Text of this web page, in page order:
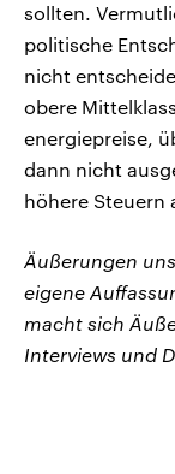
sollten.
politische
nicht
obere
energiepreise,
dann nicht
höhere Steuern
Äußerungen
eigene
macht sich
Interviews und